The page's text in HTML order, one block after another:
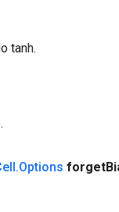
tanh.
.Options forget